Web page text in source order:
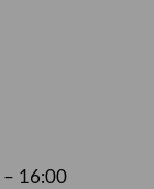
– 16:00